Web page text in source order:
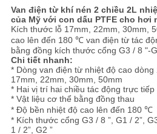
VR
SHOW
SƠ
ĐỒ
Van điện từ khí nén 2 chiều 2L
của Mỹ với con dấu PTFE cho hơi
Kích thước lỗ 17mm, 22mm, 30mm,
cao lên đến 180 ℃ van điện từ tác
bằng đồng kích thước cổng G3 / 8 "-
Chi tiết nhanh:
* Dòng van điện từ nhiệt độ cao
17mm, 22mm, 30mm, 50mm
* Hai vị trí hai chiều tác động trực tiếp
* Vật liệu cơ thể bằng đồng thau
* Độ bền nhiệt độ cao lên đến 180 ℃
* Kích thước cổng G3 / 8 ”, G1 / 2”,
1 / 2”, G2 ”